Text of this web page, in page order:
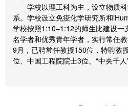
学校以理工科为主，设立物质科
系。学校设立免疫化学研究所和
学校按照1:10–1:12的师生比建设
名学者和优秀青年学者，实行常任
9月，已聘常任教授150位，特聘教
位、中国工程院院士3位、“中央千